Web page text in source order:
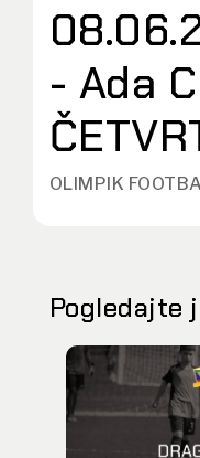
- Ada
OLIMPIK
Pogledajte